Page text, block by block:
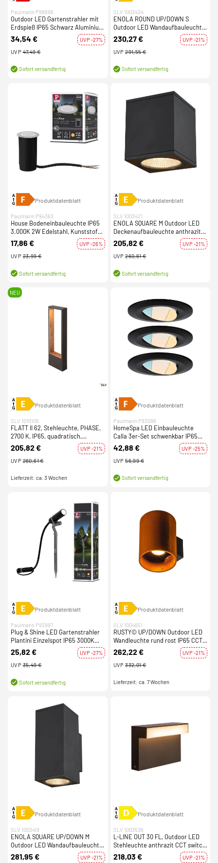
Paulmann P98896
Outdoor LED Gartenstrahler mit
Erdspieß IP65 Schwarz Aluminium
inkl. Leuchtmittel
34,54 €
UVP -27%
UVP 47,49 €
Sofort versandfertig
SLV 1003424
ENOLA ROUND UP/DOWN S
Outdoor LED Wandaufbauleuchte
anthrazit CCT 3000/4000K
230,27 €
UVP -21%
UVP 291,55 €
Sofort versandfertig
Produktdatenblatt
Paulmann P94363
House Bodeneinbauleuchte IP65
3.000K 2W Edelstahl, Kunststoff
230V
17,86 €
UVP -26%
UVP 23,99 €
Sofort versandfertig
Produktdatenblatt
SLV 1003421
ENOLA SQUARE M Outdoor LED
Deckenaufbauleuchte anthrazit
CCT 3000/4000K
205,82 €
UVP -21%
UVP 260,61 €
Sofort versandfertig
NEU
Produktdatenblatt
SLV 1010105
FLATT II 62, Stehleuchte, PHASE,
2700 K, IP65, quadratisch,
anthrazit / braun
205,82 €
UVP -21%
UVP 260,61 €
Lieferzeit: ca. 3 Wochen
Produktdatenblatt
Paulmann P93096
HomeSpa LED Einbauleuchte
Calla 3er-Set schwenkbar IP65
90mm 30° 3x5W 3x430lm 230V
3000K Schwarz matt
42,88 €
UVP -25%
UVP 56,99 €
Sofort versandfertig
Produktdatenblatt
Paulmann P93997
Plug & Shine LED Gartenstrahler
Plantini Einzelspot IP65 3000K
Anthrazit
25,82 €
UVP -27%
UVP 35,49 €
Sofort versandfertig
Produktdatenblatt
SLV 1004651
RUSTY© UP/DOWN Outdoor LED
Wandleuchte rund rost IP65 CCT
switch 3000/4000K
262,22 €
UVP -21%
UVP 332,01 €
Lieferzeit: ca. 7 Wochen
Produktdatenblatt
SLV 1003419
ENOLA SQUARE UP/DOWN M
Outdoor LED Wandaufbauleuchte
anthrazit CCT 3000/4000K
281,95 € UVP -21%
Produktdatenblatt
SLV 1003536
L-LINE OUT 30 FL, Outdoor LED
Stehleuchte anthrazit CCT switch
3000/4000K
218,03 € UVP -21%